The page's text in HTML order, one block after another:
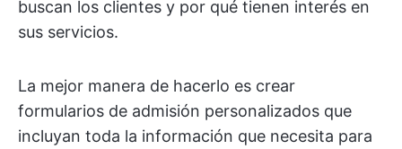
buscan los clientes y por qué tienen interés en
sus servicios.
La mejor manera de hacerlo es crear
formularios de admisión personalizados que
incluyan toda la información que necesita para